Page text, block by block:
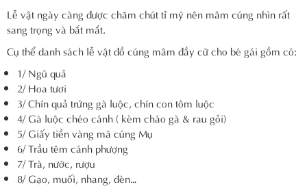
Lễ vật ngày càng được chăm chút tỉ mỹ nên mâm cúng nhìn rất
sang trọng và bắt mắt.
Cụ thể danh sách lễ vật đồ cúng mâm đầy cữ cho bé gái gồm có:
1/ Ngũ quả
2/ Hoa tươi
3/ Chín quả trứng gà luộc, chín con tôm luộc
4/ Gà luộc chéo cánh ( kèm cháo gà & rau gỏi)
5/ Giấy tiền vàng mã cúng Mụ
6/ Trầu têm cánh phượng
7/ Trà, nước, rượu
8/ Gạo, muối, nhang, đèn…